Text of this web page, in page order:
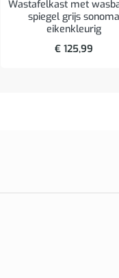
Wastafelkast met
spiegel grijs sonoma
eikenkleurig
€ 125,99